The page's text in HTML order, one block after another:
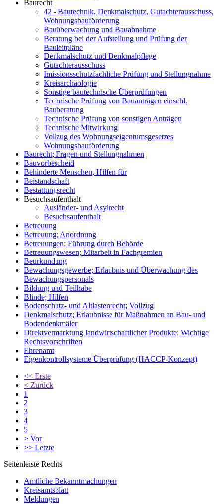
Baurecht
42 - Bautechnik, Denkmalschutz, Gutachterausschuss,
Wohnungsbauförderung
Bauüberwachung und Bauabnahme
Beratung bei der Aufstellung und Prüfung der
Bauleitpläne
Denkmalschutz und Denkmalpflege
Gutachterausschuss
Imissionsschutzfachliche Prüfung und Stellungnahme
Kreisarchäologie
Sonstige bautechnische Überprüfungen
Technische Prüfung von Bauanträgen einschl.
Bauberatung
Technische Prüfung von sonstigen Anträgen
Technische Mitwirkung
Vollzug des Wohnungseigentumsgesetzes
Wohnungsbauförderung
Baurecht; Fragen und Stellungnahmen
Bauvorbescheid
Behinderte Menschen, Hilfen für
Beistandschaft
Bestattungsrecht
Besuchsaufenthalt
Ausländer- und Asylrecht
Besuchsaufenthalt
Betreuung
Betreuung; Anordnung
Betreuungen; Führung durch Behörde
Betreuungswesen; Mitarbeit in Fachgremien
Beurkundung
Bewachungsgewerbe; Erlaubnis und Überwachung des
Bewachungspersonals
Bildung und Teilhabe
Blinde; Hilfen
Bodenschutz- und Altlastenrecht; Vollzug
Denkmalschutz; Erlaubnisse für Maßnahmen an Bau- und
Bodendenkmäler
Direktvermarktung landwirtschaftlicher Produkte; Wichtige
Rechtsvorschriften
Ehrenamt
Eigenkontrollsysteme Überprüfung (HACCP-Konzept)
<< Erste
< Zurück
1
2
3
4
5
> Vor
>> Letzte
Seitenleiste Rechts
Amtliche Bekanntmachungen
Kreisamtsblatt
Meldungen